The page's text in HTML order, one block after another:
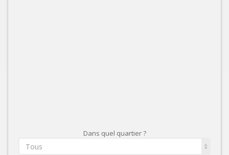
Dans quel quartier ?
Tous